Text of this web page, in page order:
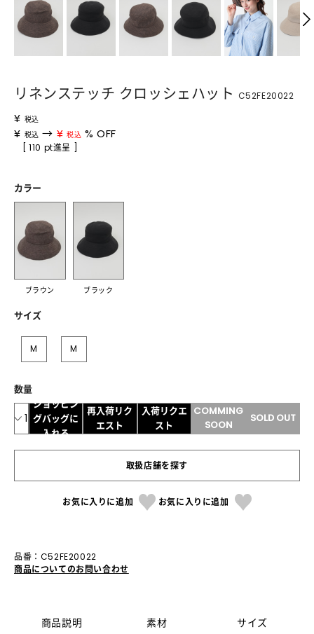
リネンステッチ クロッシェハット C52FE20022
¥ 税込
¥ 税込 → ¥ 税込 % OFF
[ 110 pt進呈 ]
カラー
ブラウン ブラック
サイズ
M M
数量
1
ショッピン
グバッグに
入れる
再入荷リク
エスト
入荷リクエ
スト
COMMING
SOON
SOLD OUT
取扱店舗を探す
お気に入りに追加 お気に入りに追加
品番：C52FE20022
商品についてのお問い合わせ
商品説明 素材 サイズ